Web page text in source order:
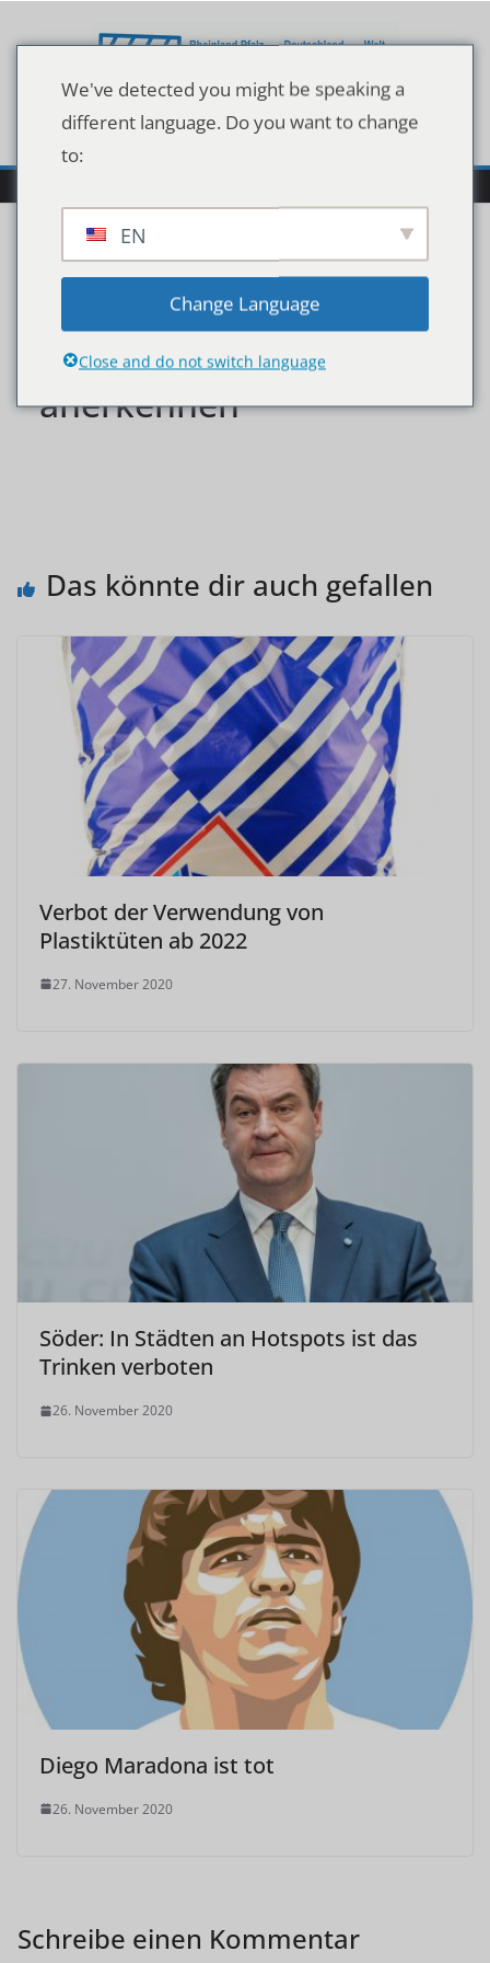
Inhalt
Nawalny-will-die-Wahl-
so-oder-so-nicht-
anerkennen
Das könnte dir auch gefallen
Verbot der Verwendung von
Plastiktüten ab 2022
27. November 2020
Söder: In Städten an Hotspots ist das
Trinken verboten
26. November 2020
Diego Maradona ist tot
26. November 2020
Schreibe einen Kommentar
We've detected you might be speaking a
different language. Do you want to change
to:
EN
Change Language
Close and do not switch language